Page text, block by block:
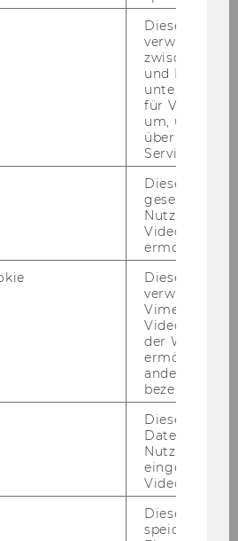
Dieses
verwendet,
zwischen
und Bots zu
für Vimeo
um, um
über die
Service zu
Dieses
gesetzt, um
Nutzung des
Videoplayers
ermöglichen
Dieses
verwendet,
Vimeo-
der WU-
ermöglichen
andere nicht
bezeichnete
Dieses
Daten von
Videos
Dieses Cookie
speichert